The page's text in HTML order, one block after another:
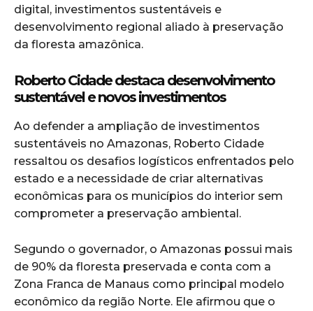
digital, investimentos sustentáveis e
desenvolvimento regional aliado à preservação
da floresta amazônica.
Roberto Cidade destaca desenvolvimento
sustentável e novos investimentos
Ao defender a ampliação de investimentos
sustentáveis no Amazonas, Roberto Cidade
ressaltou os desafios logísticos enfrentados pelo
estado e a necessidade de criar alternativas
econômicas para os municípios do interior sem
comprometer a preservação ambiental.
Segundo o governador, o Amazonas possui mais
de 90% da floresta preservada e conta com a
Zona Franca de Manaus como principal modelo
econômico da região Norte. Ele afirmou que o